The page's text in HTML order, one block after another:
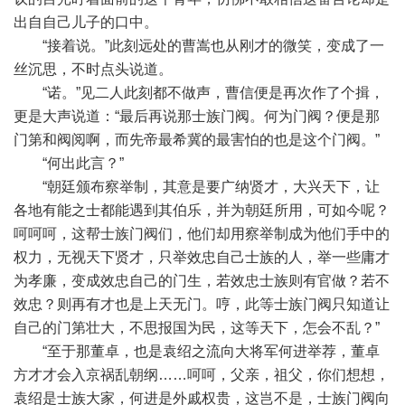
出自自己儿子的口中。
“接着说。”此刻远处的曹嵩也从刚才的微笑，变成了一
丝沉思，不时点头说道。
“诺。”见二人此刻都不做声，曹信便是再次作了个揖，
更是大声说道：“最后再说那士族门阀。何为门阀？便是那
门第和阀阅啊，而先帝最希冀的最害怕的也是这个门阀。”
“何出此言？”
“朝廷颁布察举制，其意是要广纳贤才，大兴天下，让
各地有能之士都能遇到其伯乐，并为朝廷所用，可如今呢？
呵呵呵，这帮士族门阀们，他们却用察举制成为他们手中的
权力，无视天下贤才，只举效忠自己士族的人，举一些庸才
为孝廉，变成效忠自己的门生，若效忠士族则有官做？若不
效忠？则再有才也是上天无门。哼，此等士族门阀只知道让
自己的门第壮大，不思报国为民，这等天下，怎会不乱？”
“至于那董卓，也是袁绍之流向大将军何进举荐，董卓
方才才会入京祸乱朝纲……呵呵，父亲，祖父，你们想想，
袁绍是士族大家，何进是外戚权贵，这岂不是，士族门阀向